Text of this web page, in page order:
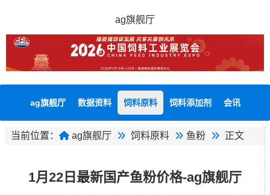
ag旗舰厅
ag旗舰厅 数据资料 饲料原料 饲料添加剂 会讯
当前位置： ag旗舰厅 饲料原料 鱼粉 正文
1月22日最新国产鱼粉价格-ag旗舰厅